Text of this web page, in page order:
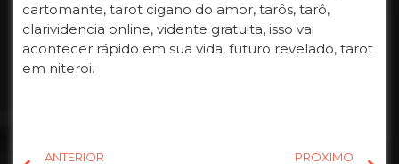
cartomante, tarot cigano do amor, tarôs, tarô,
clarividencia online, vidente gratuita, isso vai
acontecer rápido em sua vida, futuro revelado, tarot
em niteroi.
ANTERIOR PRÓXIMO